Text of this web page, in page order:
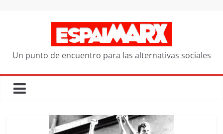
Un punto de encuentro para las alternativas sociales